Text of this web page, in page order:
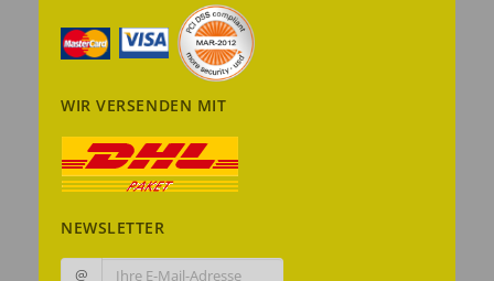
WIR VERSENDEN MIT
NEWSLETTER
@